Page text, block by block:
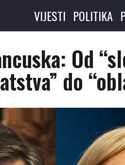
VIJESTI POLITIKA
Od
do